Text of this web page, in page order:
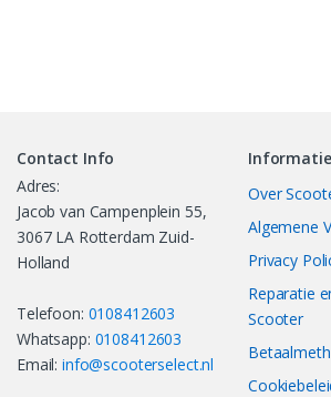
Contact Info
Adres:
Jacob van Campenplein 55,
3067 LA Rotterdam Zuid-
Holland
Telefoon: 0108412603
Whatsapp: 0108412603
Email:info@scooterselect.nl
Informatie
Over
Algemene
Privacy
Reparatie
Scooter